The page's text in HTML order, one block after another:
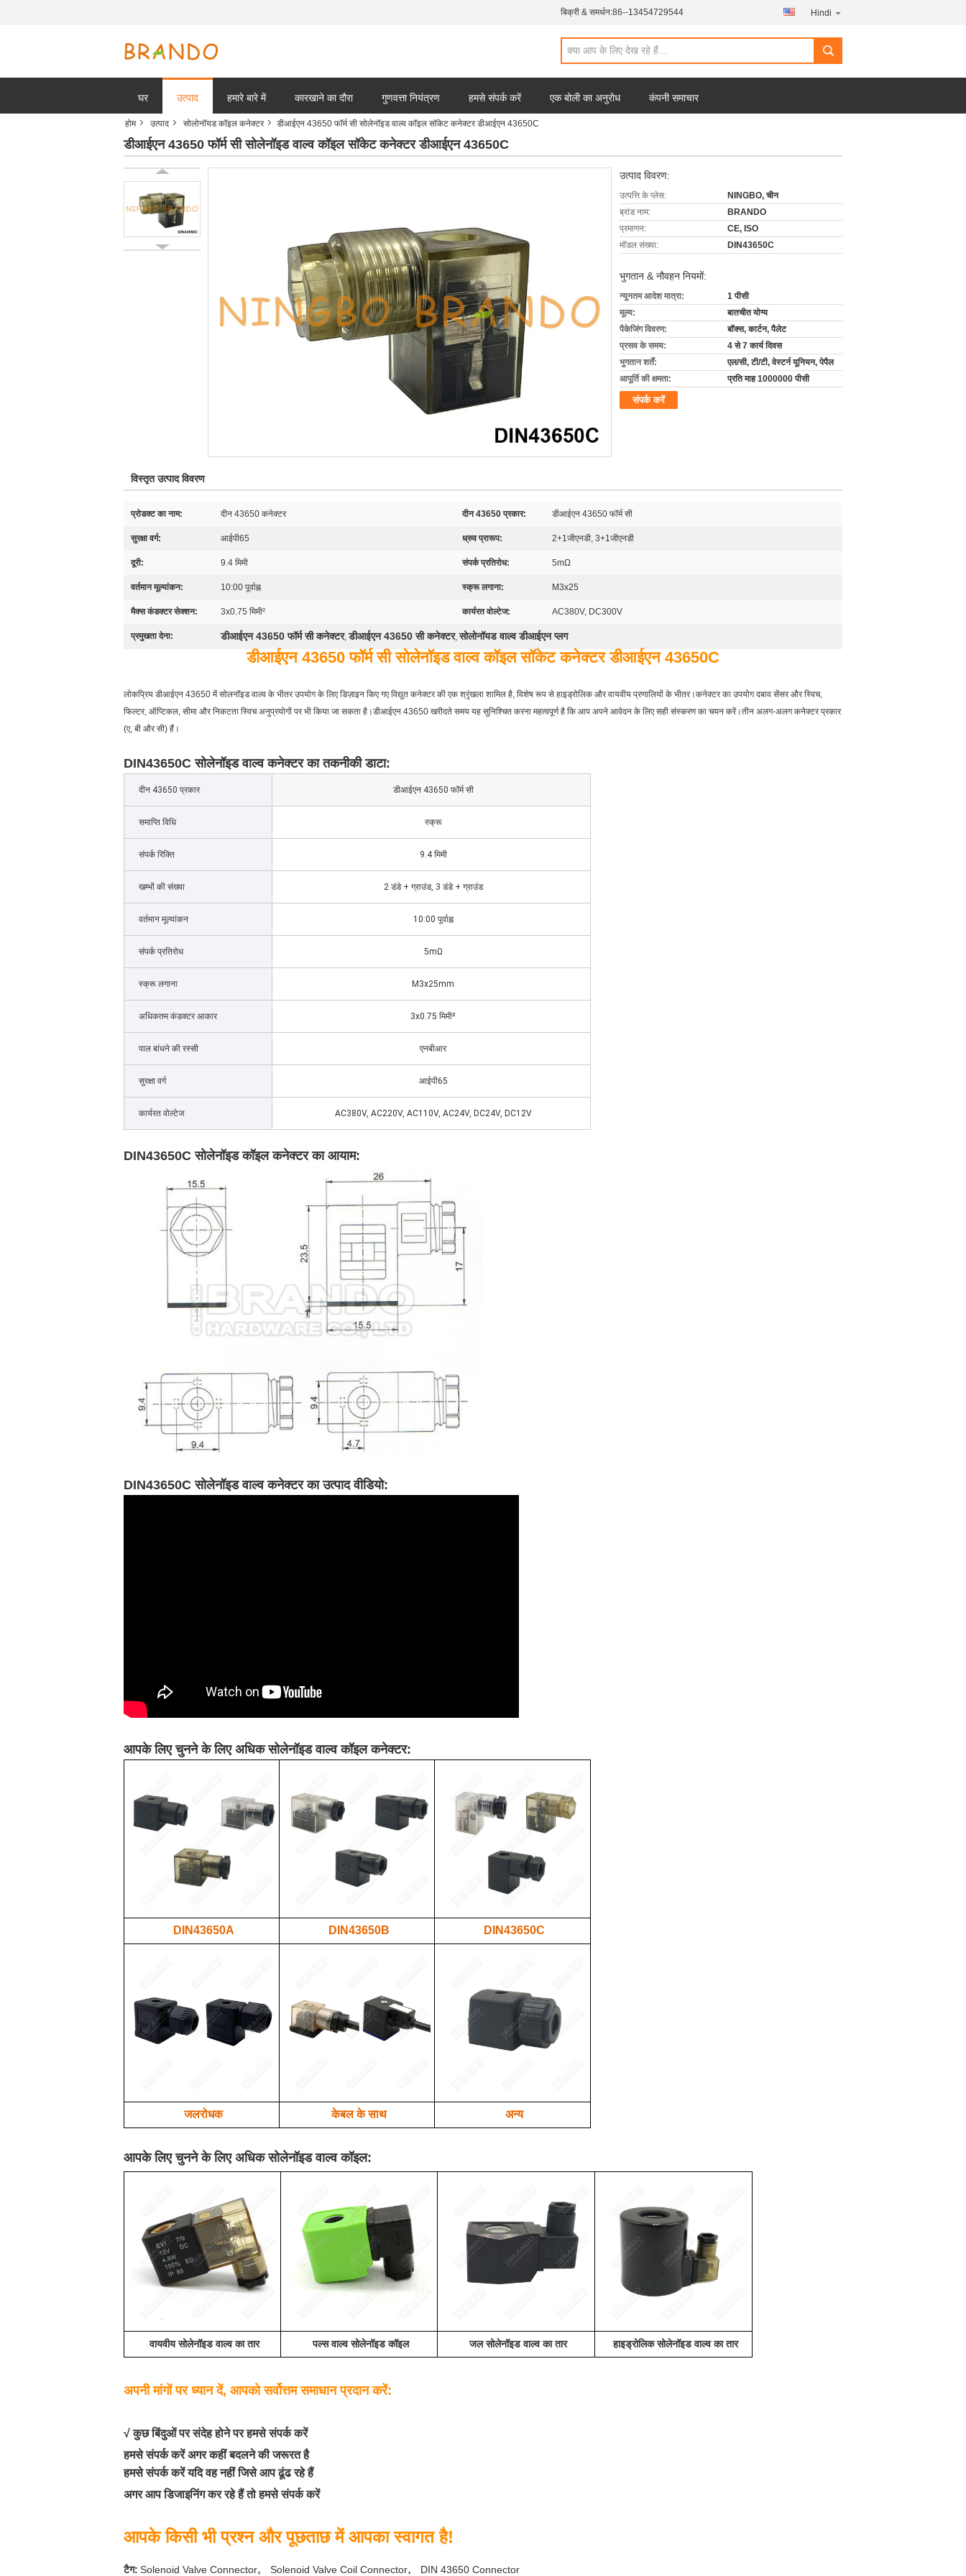
बिक्री & समर्थन:86--13454729544 Hindi
घर उत्पाद हमारे बारे में कारखाने का दौरा गुणवत्ता नियंत्रण हमसे संपर्क करें एक बोली का अनुरोध कंपनी समाचार
होम उत्पाद सोलोनॉयड कॉइल कनेक्टर डीआईएन 43650 फॉर्म सी सोलेनॉइड वाल्व कॉइल सॉकेट कनेक्टर डीआईएन 43650C
डीआईएन 43650 फॉर्म सी सोलेनॉइड वाल्व कॉइल सॉकेट कनेक्टर डीआईएन 43650C
उत्पाद विवरण:
उत्पत्ति के प्लेस:
NINGBO, चीन
ब्रांड नाम:
BRANDO
प्रमाणन:
CE, ISO
मॉडल संख्या:
DIN43650C
भुगतान & नौवहन नियमों:
न्यूनतम आदेश मात्रा:
1 पीसी
मूल्य:
बातचीत योग्य
पैकेजिंग विवरण:
बॉक्स, कार्टन, पैलेट
प्रसव के समय:
4 से 7 कार्य दिवस
भुगतान शर्तें:
एल/सी, टी/टी, वेस्टर्न यूनियन, पेपैल
आपूर्ति की क्षमता:
प्रति माह 1000000 पीसी
संपर्क करें
विस्तृत उत्पाद विवरण
प्रोडक्ट का नाम: दीन 43650 कनेक्टर दीन 43650 प्रकार: डीआईएन 43650 फॉर्म सी
सुरक्षा वर्ग: आईपी65 ध्रुव प्रारूप: 2+1जीएनडी, 3+1जीएनडी
दूरी: 9.4 मिमी संपर्क प्रतिरोध: 5mΩ
वर्तमान मूल्यांकन: 10:00 पूर्वाह्न स्क्रू लगाना: M3x25
मैक्स कंडक्टर सेक्शन: 3x0.75 मिमी² कार्यरत वोल्टेज: AC380V, DC300V
प्रमुखता देना: डीआईएन 43650 फॉर्म सी कनेक्टर,डीआईएन 43650 सी कनेक्टर,सोलोनॉयड वाल्व डीआईएन प्लग
डीआईएन 43650 फॉर्म सी सोलेनॉइड वाल्व कॉइल सॉकेट कनेक्टर डीआईएन 43650C
लोकप्रिय डीआईएन 43650 में सोलनॉइड वाल्व के भीतर उपयोग के लिए डिज़ाइन किए गए विद्युत कनेक्टर की एक श्रृंखला शामिल है, विशेष रूप से हाइड्रोलिक और वायवीय प्रणालियों के भीतर।कनेक्टर का उपयोग दबाव सेंसर और स्विच,
फिल्टर, ऑप्टिकल, सीमा और निकटता स्विच अनुप्रयोगों पर भी किया जा सकता है।डीआईएन 43650 खरीदते समय यह सुनिश्चित करना महत्वपूर्ण है कि आप अपने आवेदन के लिए सही संस्करण का चयन करें।तीन अलग-अलग कनेक्टर प्रकार
(ए, बी और सी) हैं।
DIN43650C सोलेनॉइड वाल्व कनेक्टर का तकनीकी डाटा:
दीन 43650 प्रकार डीआईएन 43650 फॉर्म सी
समाप्ति विधि स्क्रू
संपर्क रिक्ति 9.4 मिमी
खम्भों की संख्या 2 डंडे + ग्राउंड, 3 डंडे + ग्राउंड
वर्तमान मूल्यांकन 10:00 पूर्वाह्न
संपर्क प्रतिरोध 5mΩ
स्क्रू लगाना M3x25mm
अधिकतम कंडक्टर आकार 3x0.75 मिमी²
पाल बांधने की रस्सी एनबीआर
सुरक्षा वर्ग आईपी65
कार्यरत वोल्टेज AC380V, AC220V, AC110V, AC24V, DC24V, DC12V
DIN43650C सोलेनॉइड कॉइल कनेक्टर का आयाम:
DIN43650C सोलेनॉइड वाल्व कनेक्टर का उत्पाद वीडियो:
आपके लिए चुनने के लिए अधिक सोलेनॉइड वाल्व कॉइल कनेक्टर:
DIN43650A DIN43650B DIN43650C
जलरोधक केबल के साथ अन्य
आपके लिए चुनने के लिए अधिक सोलेनॉइड वाल्व कॉइल:
वायवीय सोलेनॉइड वाल्व का तार पल्स वाल्व सोलेनॉइड कॉइल जल सोलेनॉइड वाल्व का तार हाइड्रोलिक सोलेनॉइड वाल्व का तार
अपनी मांगों पर ध्यान दें, आपको सर्वोत्तम समाधान प्रदान करें:
√ कुछ बिंदुओं पर संदेह होने पर हमसे संपर्क करें
हमसे संपर्क करें अगर कहीं बदलने की जरूरत है
हमसे संपर्क करें यदि वह नहीं जिसे आप ढूंढ रहे हैं
अगर आप डिजाइनिंग कर रहे हैं तो हमसे संपर्क करें
आपके किसी भी प्रश्न और पूछताछ में आपका स्वागत है!
टैग: Solenoid Valve Connector, Solenoid Valve Coil Connector, DIN 43650 Connector